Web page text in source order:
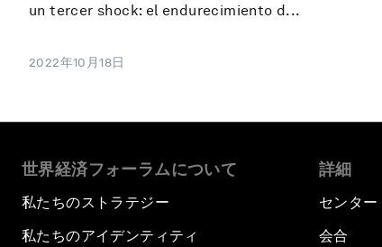
un tercer shock: el endurecimiento d...
2022年10月18日
世界経済フォーラムについて
私たちのストラテジー
私たちのアイデンティティ
詳細
センター
会合